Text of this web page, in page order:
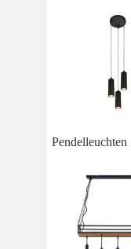
Pendelleuchten